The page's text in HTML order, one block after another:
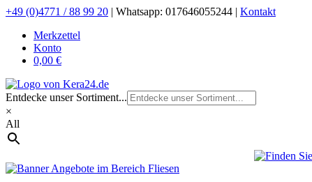
+49 (0)4771 / 88 99 20 | Whatsapp: 017646055244 | Kontakt
Merkzettel
Konto
0,00 €
Entdecke unser Sortiment...
×
All